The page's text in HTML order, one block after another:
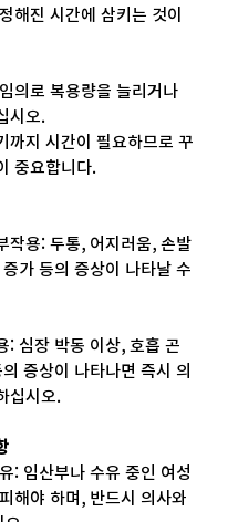
해진 시간에 삼키는 것이
의로 복용량을 늘리거나
시오.
까지 시간이 필요하므로 꾸
중요합니다.
작용: 두통, 어지러움, 손발
가 등의 증상이 나타날 수
: 심장 박동 이상, 호흡 곤
증상이 나타나면 즉시 의
십시오.
: 임산부나 수유 중인 여성
해야 하며, 반드시 의사와